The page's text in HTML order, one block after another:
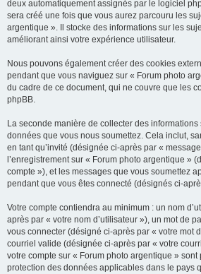
deux automatiquement assignés par le logiciel
sera créé une fois que vous aurez parcouru les
argentique ». Il stocke des informations sur les
améliorant ainsi votre expérience utilisateur.
Nous pouvons également créer des cookies
pendant que vous naviguez sur « Forum photo
du cadre de ce document, qui ne couvre que les
phpBB.
La seconde manière de collecter des informations
données que vous nous soumettez. Cela inclut,
en tant qu’invité (désignée ci-après par «
l’enregistrement sur « Forum photo argentique »
compte »), et les messages que vous soumettez
pendant que vous êtes connecté (désignés ci-
Votre compte contiendra au minimum : un nom
après par « votre nom d’utilisateur »), un mot de
vous connecter (désigné ci-après par « votre mot
courriel valide (désignée ci-après par « votre
votre compte sur « Forum photo argentique »
protection des données applicables dans le pays